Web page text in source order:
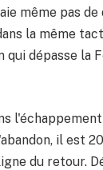
même pas
la même
qui dépasse la
il est
du retour.